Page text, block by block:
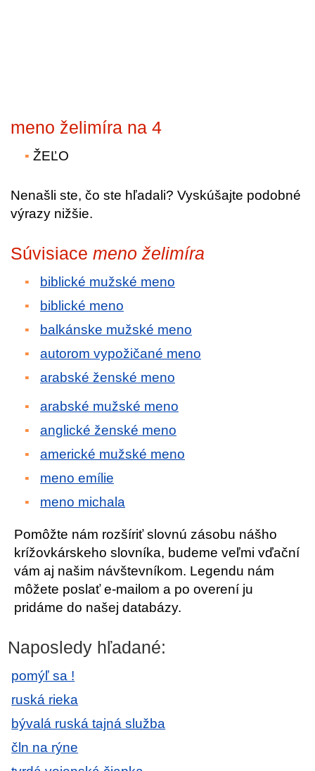
meno želimíra na 4
ŽEĽO
Nenašli ste, čo ste hľadali? Vyskúšajte podobné
výrazy nižšie.
Súvisiace meno želimíra
biblické mužské meno
biblické meno
balkánske mužské meno
autorom vypožičané meno
arabské ženské meno
arabské mužské meno
anglické ženské meno
americké mužské meno
meno emílie
meno michala
Pomôžte nám rozšíriť slovnú zásobu nášho
krížovkárskeho slovníka, budeme veľmi vďační
vám aj našim návštevníkom. Legendu nám
môžete poslať e-mailom a po overení ju
pridáme do našej databázy.
Naposledy hľadané:
pomýľ sa !
ruská rieka
bývalá ruská tajná služba
čln na rýne